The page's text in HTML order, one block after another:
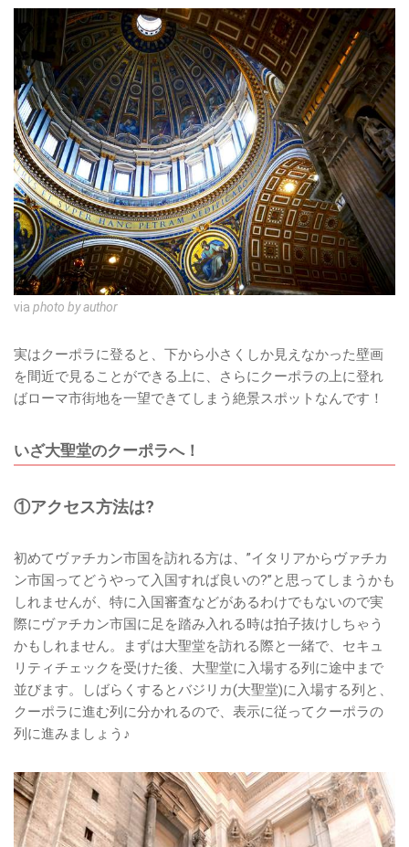
via photo by author
実はクーポラに登ると、下から小さくしか見えなかった壁画
を間近で見ることができる上に、さらにクーポラの上に登れ
ばローマ市街地を一望できてしまう絶景スポットなんです！
いざ大聖堂のクーポラへ！
①アクセス方法は?
初めてヴァチカン市国を訪れる方は、”イタリアからヴァチカ
ン市国ってどうやって入国すれば良いの?”と思ってしまうかも
しれませんが、特に入国審査などがあるわけでもないので実
際にヴァチカン市国に足を踏み入れる時は拍子抜けしちゃう
かもしれません。まずは大聖堂を訪れる際と一緒で、セキュ
リティチェックを受けた後、大聖堂に入場する列に途中まで
並びます。しばらくするとバジリカ(大聖堂)に入場する列と、
クーポラに進む列に分かれるので、表示に従ってクーポラの
列に進みましょう♪